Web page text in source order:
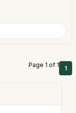
Page 1 of 1 1